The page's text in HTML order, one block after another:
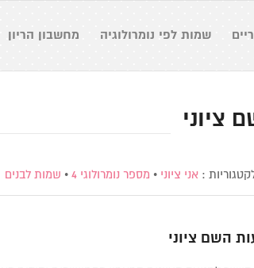
שמות לפי נומרולוגיה מחשבון הריון
ציוני
:אני ציוני • מספר נומרולוגי 4 • שמות לבנים
השם ציוני